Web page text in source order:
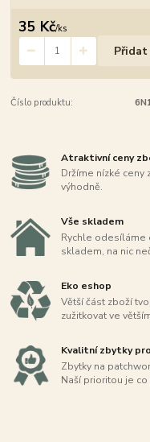
35 Kč/ks
Číslo produktu:
Atraktivní ceny
Držíme nízké ceny
výhodně.
Vše skladem
Rychle odesíláme
skladem, na nic
Eko eshop
Větší část zboží
zužitkovat ve
Kvalitní zbytky
Zbytky na
Naší prioritou je